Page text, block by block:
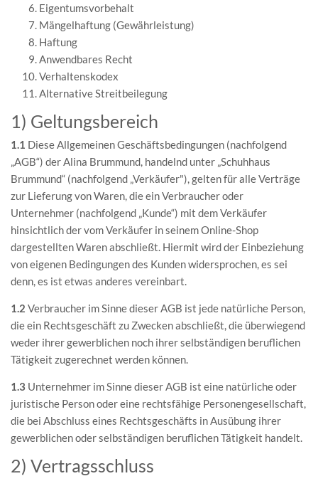
Eigentumsvorbehalt
Mängelhaftung (Gewährleistung)
Haftung
Anwendbares Recht
Verhaltenskodex
Alternative Streitbeilegung
1) Geltungsbereich
1.1 Diese Allgemeinen Geschäftsbedingungen (nachfolgend
„AGB“) der Alina Brummund, handelnd unter „Schuhhaus
Brummund“ (nachfolgend „Verkäufer"), gelten für alle Verträge
zur Lieferung von Waren, die ein Verbraucher oder
Unternehmer (nachfolgend „Kunde“) mit dem Verkäufer
hinsichtlich der vom Verkäufer in seinem Online-Shop
dargestellten Waren abschließt. Hiermit wird der Einbeziehung
von eigenen Bedingungen des Kunden widersprochen, es sei
denn, es ist etwas anderes vereinbart.
1.2 Verbraucher im Sinne dieser AGB ist jede natürliche Person,
die ein Rechtsgeschäft zu Zwecken abschließt, die überwiegend
weder ihrer gewerblichen noch ihrer selbständigen beruflichen
Tätigkeit zugerechnet werden können.
1.3 Unternehmer im Sinne dieser AGB ist eine natürliche oder
juristische Person oder eine rechtsfähige Personengesellschaft,
die bei Abschluss eines Rechtsgeschäfts in Ausübung ihrer
gewerblichen oder selbständigen beruflichen Tätigkeit handelt.
2) Vertragsschluss